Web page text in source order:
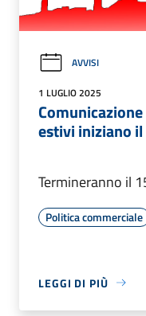
AVVISI
1 LUGLIO 2025
estivi iniziano
Termineranno il
Politica commerciale
LEGGI DI PIÙ